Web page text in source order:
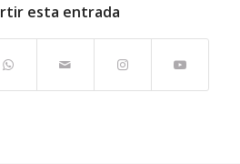
esta entrada